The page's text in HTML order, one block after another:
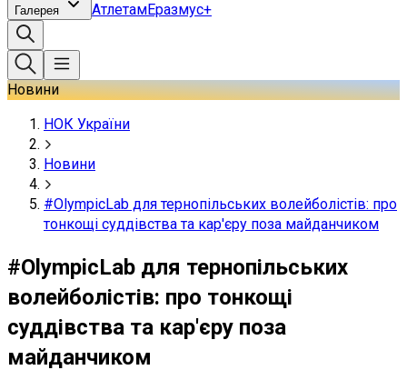
Галерея АтлетамЕразмус+
Новини
НОК України
Новини
#OlympicLab для тернопільських волейболістів: про
тонкощі суддівства та кар'єру поза майданчиком
#OlympicLab для тернопільських
волейболістів: про тонкощі
суддівства та кар'єру поза
майданчиком